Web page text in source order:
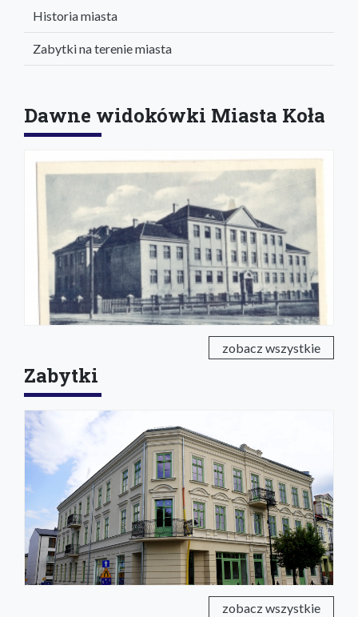
Historia miasta
Zabytki na terenie miasta
Dawne widokówki Miasta Koła
zobacz wszystkie
Zabytki
zobacz wszystkie